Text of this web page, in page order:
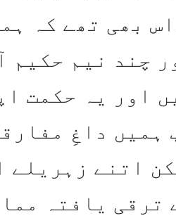
بھی تھے کہ
چند نیم حکیم
اور یہ حکمت
ہمیں داغِ
اتنے زہریلے
ترقی یافتہ